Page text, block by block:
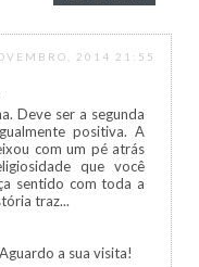
2014 21:55
Deve ser a segunda
positiva. A
com um pé atrás
que você
sentido com toda a
traz...
a sua visita!